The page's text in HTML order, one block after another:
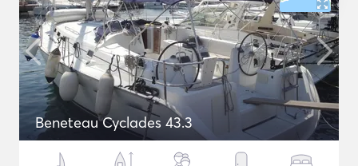
Beneteau Cyclades 43.3